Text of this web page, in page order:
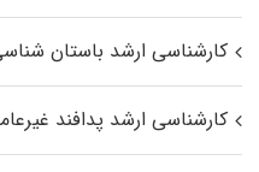
کارشناسی ارشد باستان
کارشناسی ارشد پدافند